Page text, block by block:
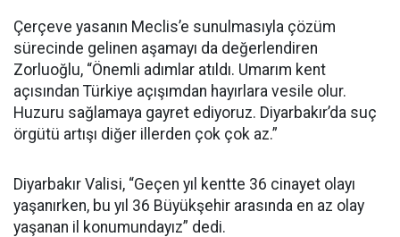
Çerçeve yasanın Meclis’e sunulmasıyla çözüm
sürecinde gelinen aşamayı da değerlendiren
Zorluoğlu, “Önemli adımlar atıldı. Umarım kent
açısından Türkiye açışımdan hayırlara vesile olur.
Huzuru sağlamaya gayret ediyoruz. Diyarbakır’da suç
örgütü artışı diğer illerden çok çok az.”
Diyarbakır Valisi, “Geçen yıl kentte 36 cinayet olayı
yaşanırken, bu yıl 36 Büyükşehir arasında en az olay
yaşanan il konumundayız” dedi.